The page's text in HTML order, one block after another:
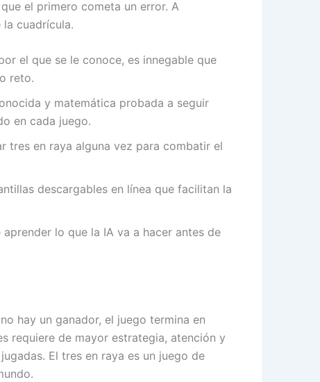
el primero cometa un error. A
cuadrícula.
el que se le conoce, es innegable que
reto.
y matemática probada a seguir
en cada juego.
tres en raya alguna vez para combatir el
descargables en línea que facilitan la
lo que la IA va a hacer antes de
hay un ganador, el juego termina en
requiere de mayor estrategia, atención y
El tres en raya es un juego de